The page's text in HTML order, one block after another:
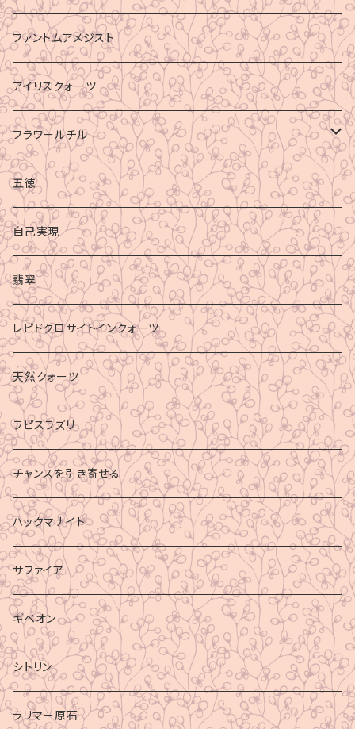
ファントムアメジスト
アイリスクォーツ
フラワールチル
心身の癒し
グラウディング
マイナスエネルギーからの防御
ビジネス成功
財運
五徳
自己実現
翡翠
レピドクロサイトインクォーツ
天然クォーツ
ラピスラズリ
チャンスを引き寄せる
ハックマナイト
サファイア
ギベオン
シトリン
ラリマー原石